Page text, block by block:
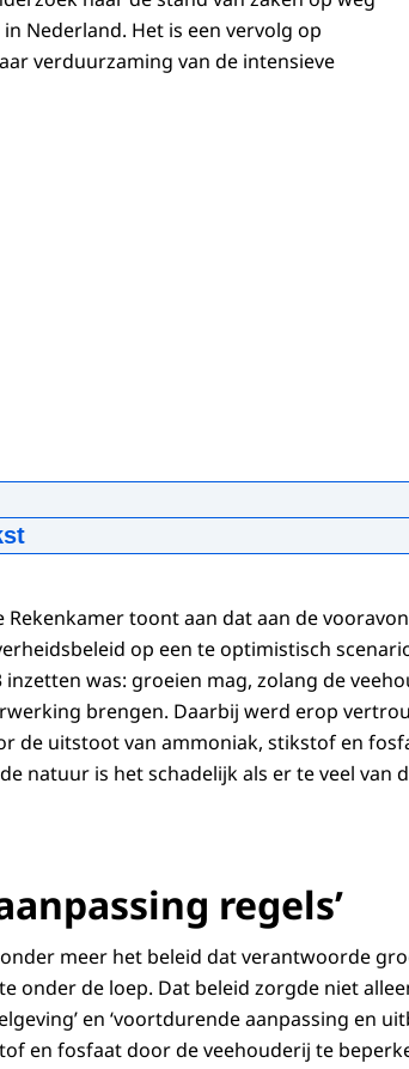
Nederland. Het is een vervolg op
verduurzaming van de intensieve
veehouderij
MB
melkquota, worden afgeschaft.
melkveehouders hun veestapel uit.
meer mest. In mest zit fosfaat.
het milieu.
de boeren zich moeten houden.
over die grens heen gaan, neemt het
naar beneden.
aangescherpt.
een maximum wordt gesteld aan de
concludeert nu: de regels kwamen er om
Rekenkamer toont aan dat aan de
op een te optimistisch
was: groeien mag, zolang de
brengen. Daarbij werd erop
de uitstoot van ammoniak, stikstof en
natuur is het schadelijk als er te veel van
regels’
meer het beleid dat verantwoorde
onder de loep. Dat beleid zorgde niet
en ‘voortdurende aanpassing en
en fosfaat door de veehouderij te